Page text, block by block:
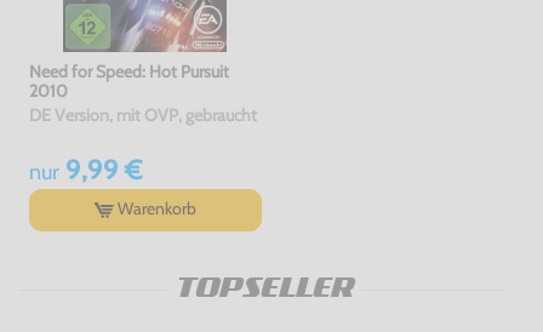
Need for Speed: Hot Pursuit
2010
DE Version, mit OVP, gebraucht
nur9,99 €
Warenkorb
TOPSELLER